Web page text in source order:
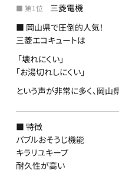
■ 第1位 三菱電機
■ 岡山県で圧倒的人気！
三菱エコキュートは
「壊れにくい」
「お湯切れしにくい」
という声が非常に多く、岡山
■ 特徴
バブルおそうじ機能
キラリユキープ
耐久性が高い